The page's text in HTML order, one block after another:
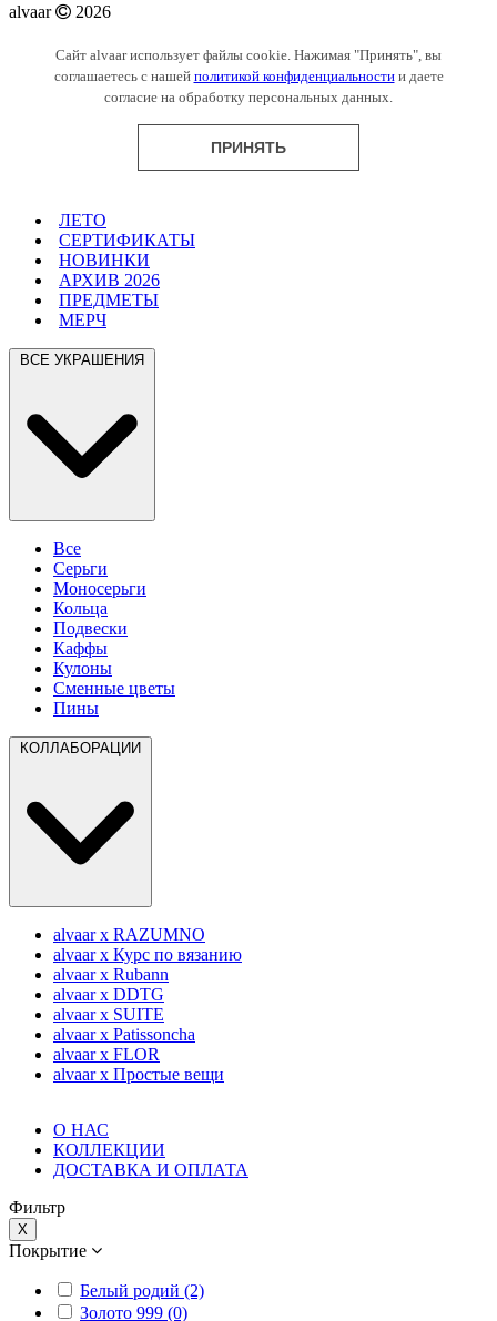
alvaar 2026
Сайт alvaar использует файлы cookie. Нажимая "Принять", вы
соглашаетесь с нашей политикой конфиденциальностии даете
согласие на обработку персональных данных.
ПРИНЯТЬ
ЛЕТО
СЕРТИФИКАТЫ
НОВИНКИ
АРХИВ 2026
ПРЕДМЕТЫ
МЕРЧ
Все
Серьги
Моносерьги
Кольца
Подвески
Каффы
Кулоны
Сменные цветы
Пины
alvaar x RAZUMNO
alvaar x Курс по вязанию
alvaar x Rubann
alvaar x DDTG
alvaar x SUITE
alvaar x Patissoncha
alvaar x FLOR
alvaar x Простые вещи
О НАС
КОЛЛЕКЦИИ
ДОСТАВКА И ОПЛАТА
Фильтр
X
Покрытие
Белый родий (2)
Золото 999 (0)